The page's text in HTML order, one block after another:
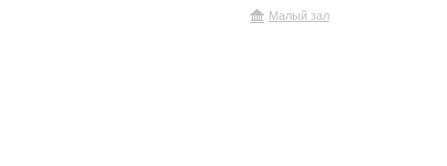
Малый зал